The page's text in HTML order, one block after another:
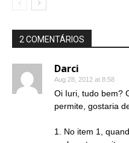
2 COMENTÁRIOS
Darci
Aug 28, 2012 at 8:58
Oi Iuri, tudo bem?
permite, gostaria
1. No item 1,